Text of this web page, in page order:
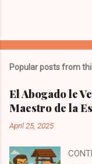
Popular posts from
El Abogado le
Maestro de la
April 25, 2025